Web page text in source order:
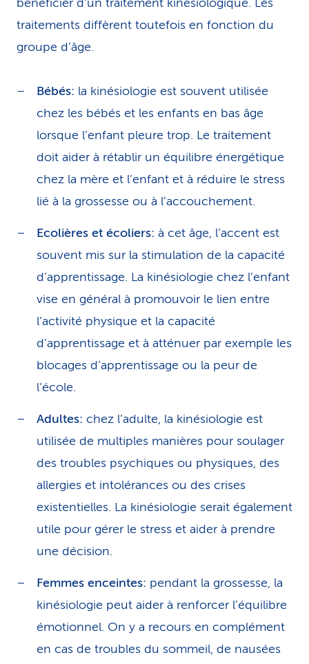
bénéficier d’un traitement kinésiologique. Les
traitements diffèrent toutefois en fonction du
groupe d’âge.
Bébés: la kinésiologie est souvent utilisée
chez les bébés et les enfants en bas âge
lorsque l’enfant pleure trop. Le traitement
doit aider à rétablir un équilibre énergétique
chez la mère et l’enfant et à réduire le stress
lié à la grossesse ou à l’accouchement.
Ecolières et écoliers: à cet âge, l’accent est
souvent mis sur la stimulation de la capacité
d’apprentissage. La kinésiologie chez l’enfant
vise en général à promouvoir le lien entre
l’activité physique et la capacité
d’apprentissage et à atténuer par exemple les
blocages d’apprentissage ou la peur de
l’école.
Adultes: chez l’adulte, la kinésiologie est
utilisée de multiples manières pour soulager
des troubles psychiques ou physiques, des
allergies et intolérances ou des crises
existentielles. La kinésiologie serait également
utile pour gérer le stress et aider à prendre
une décision.
Femmes enceintes: pendant la grossesse, la
kinésiologie peut aider à renforcer l’équilibre
émotionnel. On y a recours en complément
en cas de troubles du sommeil, de nausées